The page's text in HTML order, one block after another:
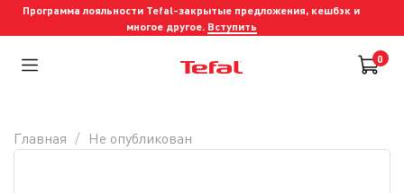
Программа лояльности Tefal-закрытые предложения, кешбэк и
многое другое. Вступить
0
Главная Не опубликован